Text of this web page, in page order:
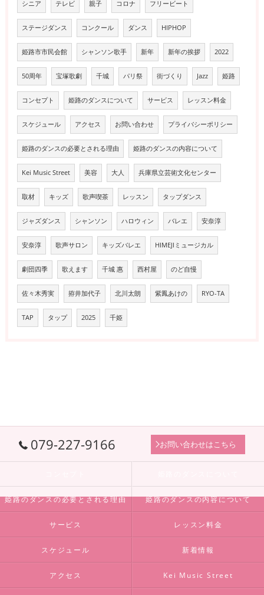
シニア テレビ 親子 コロナ フリービート
ステージダンス コンクール ダンス HIPHOP
姫路市市民会館 シャンソン歌手 新年 新年の挨拶 2022
50周年 宝塚歌劇 千城 パリ祭 街づくり Jazz 姫路
コンセプト 姫路のダンスについて サービス レッスン料金
スケジュール アクセス お問い合わせ プライバシーポリシー
姫路のダンスの必要とされる理由 姫路のダンスの内容について
Kei Music Street 美容 大人 兵庫県立芸術文化センター
取材 キッズ 歌声喫茶 レッスン タップダンス
ジャズダンス シャンソン ハロウィン バレエ 安奈淳
安奈淳 歌声サロン キッズバレエ HIMEJIミュージカル
劇団四季 歌えます 千城 惠 西村屋 のど自慢
佐々木秀実 拵井加代子 北川太朗 紫鳳あけの RYO-TA
TAP タップ 2025 千姫
079-227-9166 お問い合わせはこちら
姫路のダンスの必要とされる理由 姫路のダンスの内容について
サービス レッスン料金
スケジュール 新着情報
アクセス Kei Music Street